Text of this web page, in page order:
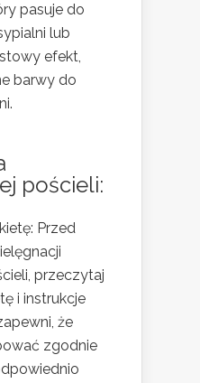
pasuje do
lub
efekt,
barwy do
pościeli:
Przed
przeczytaj
i instrukcje
że
zgodnie